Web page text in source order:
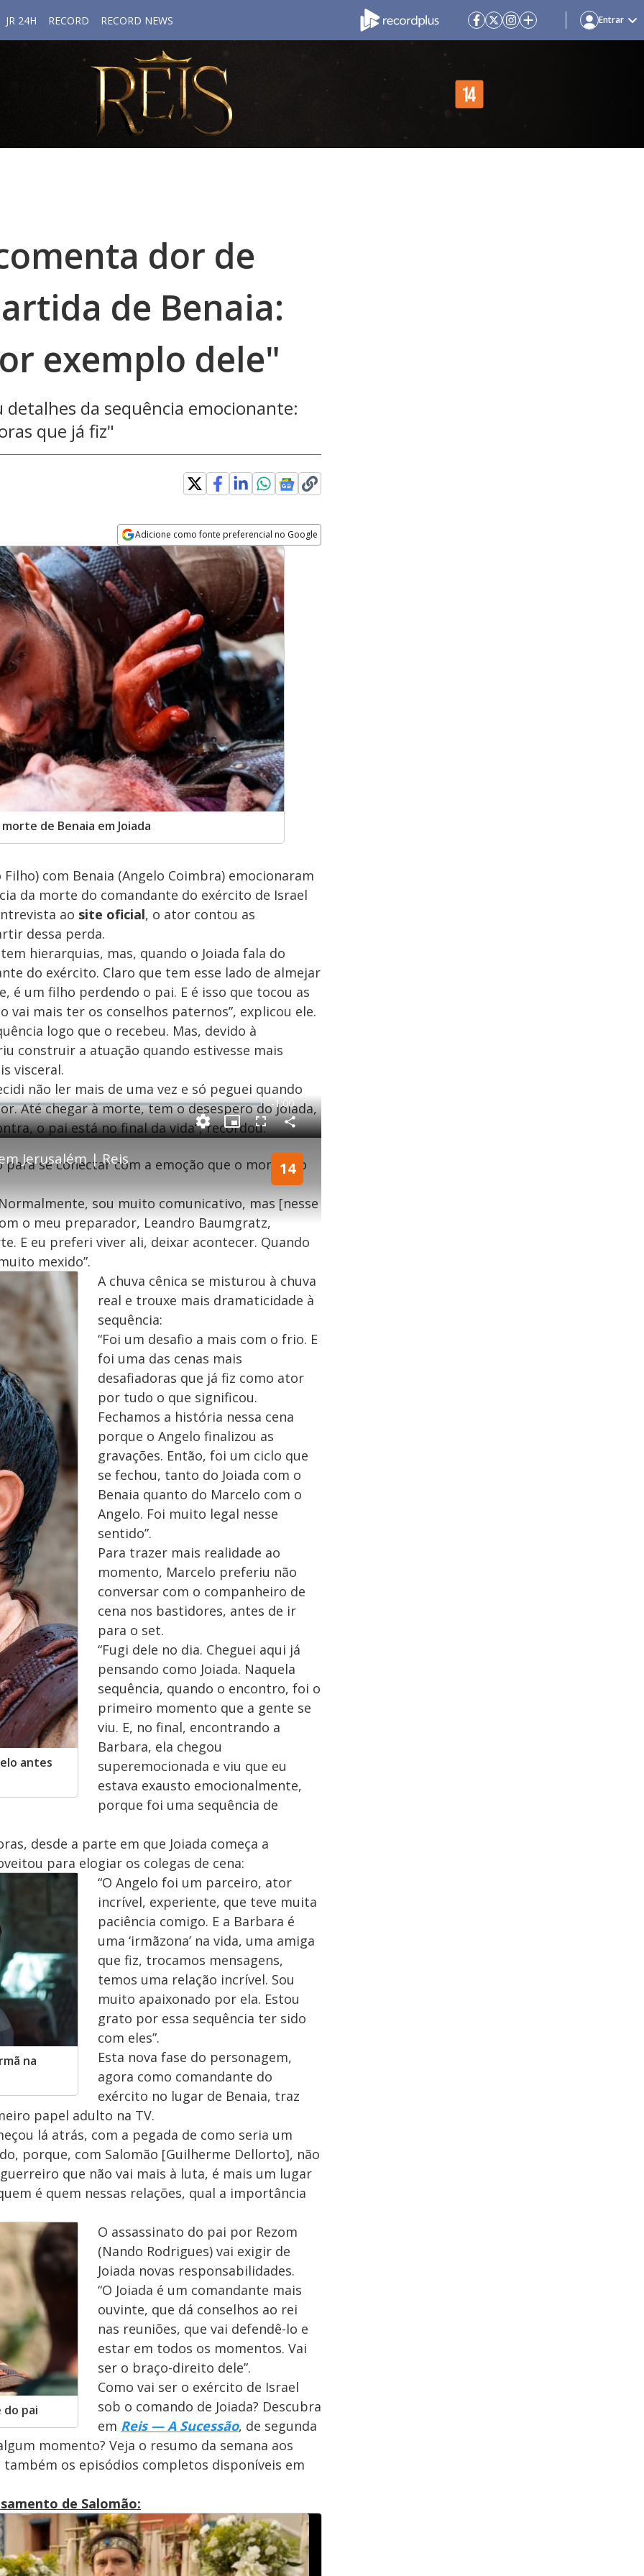
JR 24H RECORD RECORD NEWS Entrar
dor de
de Benaia:
exemplo dele"
da sequência emocionante:
que já fiz"
Adicione como fonte preferencial no Google
Opens in new window
de Benaia em Joiada
com Benaia (Angelo Coimbra) emocionaram
da morte do comandante do exército de Israel
ao site oficial, o ator contou as
dessa perda.
hierarquias, mas, quando o Joiada fala do
do exército. Claro que tem esse lado de almejar
é um filho perdendo o pai. E é isso que tocou as
vai mais ter os conselhos paternos”, explicou ele.
logo que o recebeu. Mas, devido à
construir a atuação quando estivesse mais
visceral.
não ler mais de uma vez e só peguei quando
Até chegar à morte, tem o desespero do Joiada,
o pai está no final da vida”, recordou.
P
l
a
y
V
i
d
e
o
Jerusalém | Reis
14
R
e
m
a
i
g
i
m
-1:00
e
l
o
c
d
a
P
i
u
r
-
i
c
u
r
F
u
s
c
C
o
p
r
t
a
r
se conectar com a emoção que o momento
sou muito comunicativo, mas [nesse
o meu preparador, Leandro Baumgratz,
E eu preferi viver ali, deixar acontecer. Quando
mexido”.
antes
A chuva cênica se misturou à chuva
real e trouxe mais dramaticidade à
sequência:
“Foi um desafio a mais com o frio. E
foi uma das cenas mais
desafiadoras que já fiz como ator
por tudo o que significou.
Fechamos a história nessa cena
porque o Angelo finalizou as
gravações. Então, foi um ciclo que
se fechou, tanto do Joiada com o
Benaia quanto do Marcelo com o
Angelo. Foi muito legal nesse
sentido”.
Para trazer mais realidade ao
momento, Marcelo preferiu não
conversar com o companheiro de
cena nos bastidores, antes de ir
para o set.
“Fugi dele no dia. Cheguei aqui já
pensando como Joiada. Naquela
sequência, quando o encontro, foi o
primeiro momento que a gente se
viu. E, no final, encontrando a
Barbara, ela chegou
superemocionada e viu que eu
estava exausto emocionalmente,
porque foi uma sequência de
desde a parte em que Joiada começa a
para elogiar os colegas de cena:
na
“O Angelo foi um parceiro, ator
incrível, experiente, que teve muita
paciência comigo. E a Barbara é
uma ‘irmãzona’ na vida, uma amiga
que fiz, trocamos mensagens,
temos uma relação incrível. Sou
muito apaixonado por ela. Estou
grato por essa sequência ter sido
com eles”.
Esta nova fase do personagem,
agora como comandante do
exército no lugar de Benaia, traz
papel adulto na TV.
lá atrás, com a pegada de como seria um
porque, com Salomão [Guilherme Dellorto], não
que não vai mais à luta, é mais um lugar
é quem nessas relações, qual a importância
do pai
O assassinato do pai por Rezom
(Nando Rodrigues) vai exigir de
Joiada novas responsabilidades.
“O Joiada é um comandante mais
ouvinte, que dá conselhos ao rei
nas reuniões, que vai defendê-lo e
estar em todos os momentos. Vai
ser o braço-direito dele”.
Como vai ser o exército de Israel
sob o comando de Joiada? Descubra
em Reis — A Sucessão, de segunda
momento? Veja o resumo da semana aos
os episódios completos disponíveis em
de Salomão: